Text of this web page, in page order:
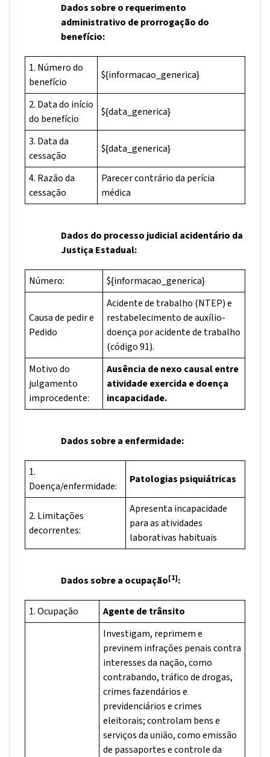
Dados sobre o requerimento
administrativo de prorrogação do
benefício:
1. Número do
benefício
${informacao_generica}
2. Data do início
do benefício
${data_generica}
3. Data da
cessação
${data_generica}
4. Razão da
cessação
Parecer contrário da perícia
médica
Dados do processo judicial acidentário da
Justiça Estadual:
Número: ${informacao_generica}
Causa de pedir e
Pedido
Acidente de trabalho (NTEP) e
restabelecimento de auxílio-
doença por acidente de trabalho
(código 91).
Motivo do
julgamento
improcedente:
Ausência de nexo causal entre
atividade exercida e doença
incapacidade.
Dados sobre a enfermidade:
1.
Doença/enfermidade:
Patologias psiquiátricas
2. Limitações
decorrentes:
Apresenta incapacidade
para as atividades
laborativas habituais
Dados sobre a ocupação[1]:
1. Ocupação Agente de trânsito
Investigam, reprimem e
previnem infrações penais contra
interesses da nação, como
contrabando, tráfico de drogas,
crimes fazendários e
previdenciários e crimes
eleitorais; controlam bens e
serviços da união, como emissão
de passaportes e controle da